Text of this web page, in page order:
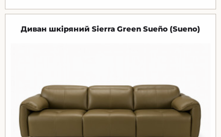
Диван шкіряний Sierra Green Sueño (Sueno)